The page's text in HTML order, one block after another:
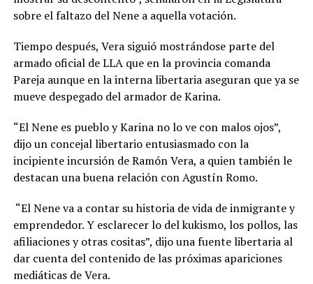
sobre el faltazo del Nene a aquella votación.
Tiempo después, Vera siguió mostrándose parte del
armado oficial de LLA que en la provincia comanda
Pareja aunque en la interna libertaria aseguran que ya se
mueve despegado del armador de Karina.
“El Nene es pueblo y Karina no lo ve con malos ojos”,
dijo un concejal libertario entusiasmado con la
incipiente incursión de Ramón Vera, a quien también le
destacan una buena relación con Agustín Romo.
“El Nene va a contar su historia de vida de inmigrante y
emprendedor. Y esclarecer lo del kukismo, los pollos, las
afiliaciones y otras cositas”, dijo una fuente libertaria al
dar cuenta del contenido de las próximas apariciones
mediáticas de Vera.